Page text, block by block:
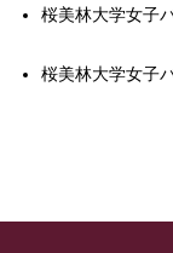
桜美林大学女子
桜美林大学女子